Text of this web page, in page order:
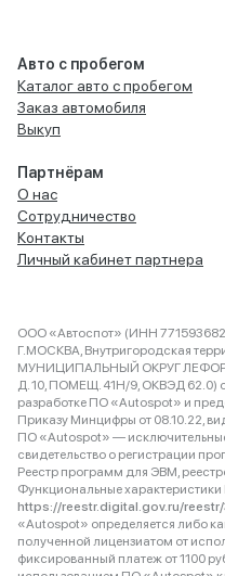
Авто с пробегом
Каталог авто с пробегом
Заказ автомобиля
Выкуп
Партнёрам
О нас
Сотрудничество
Контакты
Личный кабинет партнера
ООО «Автоспот» (ИНН
Г.МОСКВА, Внутригородская
МУНИЦИПАЛЬНЫЙ ОКРУГ
Д. 10, ПОМЕЩ. 41Н/9, ОКВЭД 62.0)
разработке ПО «Autospot» и
Приказу Минцифры от 08.10.22,
ПО «Autospot» —
свидетельство о регистрации
Реестр программ для ЭВМ,
Функциональные
https://reestr.digital.gov.ru/
«Autospot» определяется либо
полученной лицензиатом от
фиксированный платеж от 1100